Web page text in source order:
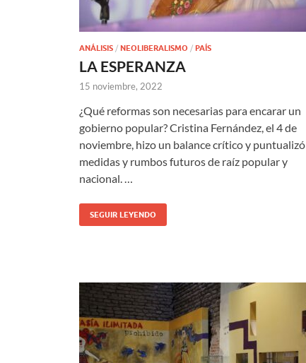
ANÁLISIS / NEOLIBERALISMO / PAÍS
LA ESPERANZA
15 noviembre, 2022
¿Qué reformas son necesarias para encarar un
gobierno popular? Cristina Fernández, el 4 de
noviembre, hizo un balance crítico y puntualizó
medidas y rumbos futuros de raíz popular y
nacional. …
SEGUIR LEYENDO